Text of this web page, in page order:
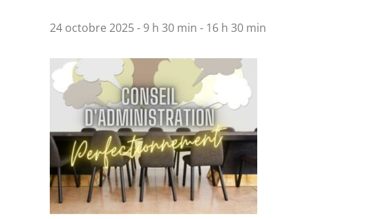
24 octobre 2025 - 9 h 30 min - 16 h 30 min